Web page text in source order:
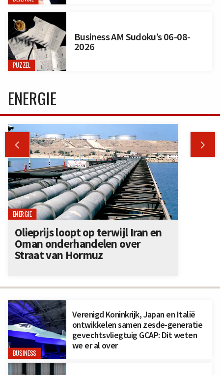
PUZZEL
Business AM Sudoku’s 06-08-
2026
BUSINESS
Verenigd Koninkrijk, Japan en Italië
ontwikkelen samen zesde-generatie
gevechtsvliegtuig GCAP: Dit weten
we er al over
ENERGIE
 
ENERGIE
Olieprijs loopt op terwijl Iran en
Oman onderhandelen over
Straat van Hormuz